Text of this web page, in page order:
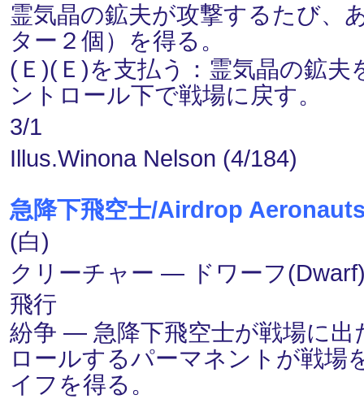
霊気晶の鉱夫が攻撃するたび、
ター２個）を得る。
(Ｅ)(Ｅ)を支払う：霊気晶の鉱
ントロール下で戦場に戻す。
3/1
Illus.Winona Nelson (4/184)
急降下飛空士/Airdrop
(白)
クリーチャー ― ドワーフ
飛行
紛争 ― 急降下飛空士が戦場に
ロールするパーマネントが戦場
イフを得る。